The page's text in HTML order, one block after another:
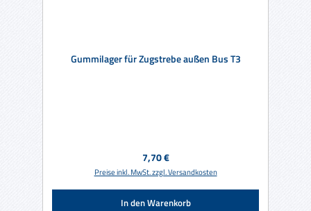
Gummilager für Zugstrebe außen Bus T3
Regulärer Preis:
7,70 €
Preise inkl. MwSt. zzgl. Versandkosten
In den Warenkorb